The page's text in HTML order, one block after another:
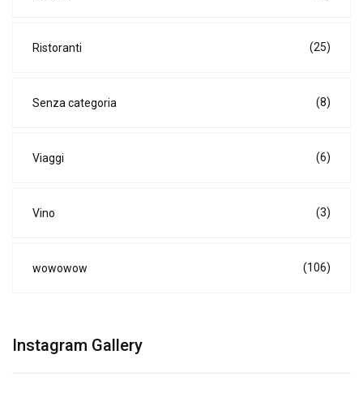
Ristoranti (25)
Senza categoria (8)
Viaggi (6)
Vino (3)
wowowow (106)
Instagram Gallery